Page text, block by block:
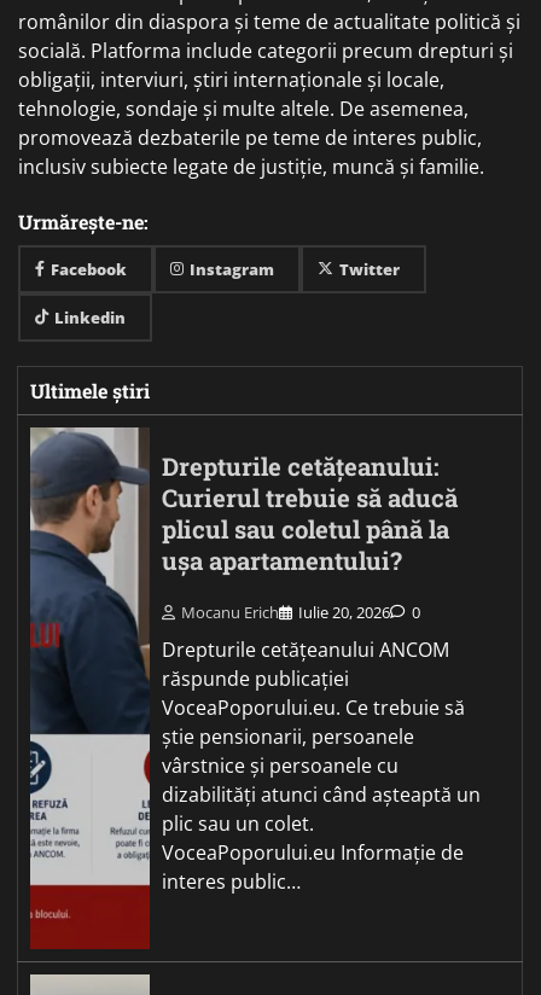
românilor din diaspora și teme de actualitate politică și
socială. Platforma include categorii precum drepturi și
obligații, interviuri, știri internaționale și locale,
tehnologie, sondaje și multe altele. De asemenea,
promovează dezbaterile pe teme de interes public,
inclusiv subiecte legate de justiție, muncă și familie.
Urmărește-ne:
Facebook Instagram Twitter
Linkedin
Ultimele știri
Drepturile cetățeanului:
Curierul trebuie să aducă
plicul sau coletul până la
ușa apartamentului?
Mocanu Erich Iulie 20, 2026 0
Drepturile cetățeanului ANCOM
răspunde publicației
VoceaPoporului.eu. Ce trebuie să
știe pensionarii, persoanele
vârstnice și persoanele cu
dizabilități atunci când așteaptă un
plic sau un colet.
VoceaPoporului.eu Informație de
interes public…